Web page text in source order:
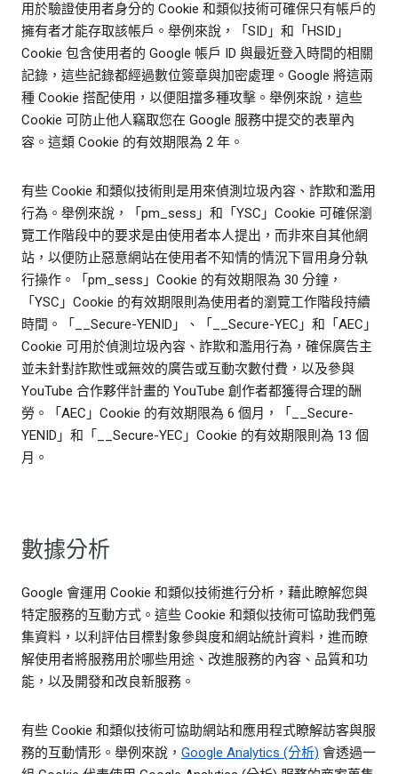
用於驗證使用者身分的 Cookie 和類似技術可確保只有帳戶的
擁有者才能存取該帳戶。舉例來說，「SID」和「HSID」
Cookie 包含使用者的 Google 帳戶 ID 與最近登入時間的相關
記錄，這些記錄都經過數位簽章與加密處理。Google 將這兩
種 Cookie 搭配使用，以便阻擋多種攻擊。舉例來說，這些
Cookie 可防止他人竊取您在 Google 服務中提交的表單內
容。這類 Cookie 的有效期限為 2 年。
有些 Cookie 和類似技術則是用來偵測垃圾內容、詐欺和濫用
行為。舉例來說，「pm_sess」和「YSC」Cookie 可確保瀏
覽工作階段中的要求是由使用者本人提出，而非來自其他網
站，以便防止惡意網站在使用者不知情的情況下冒用身分執
行操作。「pm_sess」Cookie 的有效期限為 30 分鐘，
「YSC」Cookie 的有效期限則為使用者的瀏覽工作階段持續
時間。「__Secure-YENID」、「__Secure-YEC」和「AEC」
Cookie 可用於偵測垃圾內容、詐欺和濫用行為，確保廣告主
並未針對詐欺性或無效的廣告或互動次數付費，以及參與
YouTube 合作夥伴計畫的 YouTube 創作者都獲得合理的酬
勞。「AEC」Cookie 的有效期限為 6 個月，「__Secure-
YENID」和「__Secure-YEC」Cookie 的有效期限則為 13 個
月。
數據分析
Google 會運用 Cookie 和類似技術進行分析，藉此瞭解您與
特定服務的互動方式。這些 Cookie 和類似技術可協助我們蒐
集資料，以利評估目標對象參與度和網站統計資料，進而瞭
解使用者將服務用於哪些用途、改進服務的內容、品質和功
能，以及開發和改良新服務。
有些 Cookie 和類似技術可協助網站和應用程式瞭解訪客與服
務的互動情形。舉例來說， Google Analytics (分析) 會透過一